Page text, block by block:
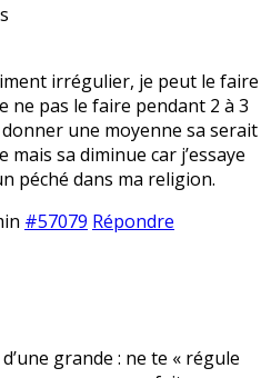
irrégulier, je peut le faire
ne pas le faire pendant 2 à 3
une moyenne sa serait
mais sa diminue car j’essaye
péché dans ma religion.
#57079 Répondre
grande : ne te « régule